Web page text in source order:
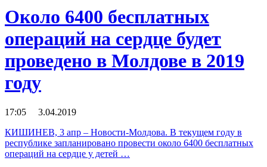
Около 6400 бесплатных
операций на сердце будет
проведено в Молдове в 2019
году
17:05 3.04.2019
КИШИНЕВ, 3 апр – Новости-Молдова. В текущем году в
республике запланировано провести около 6400 бесплатных
операций на сердце у детей …